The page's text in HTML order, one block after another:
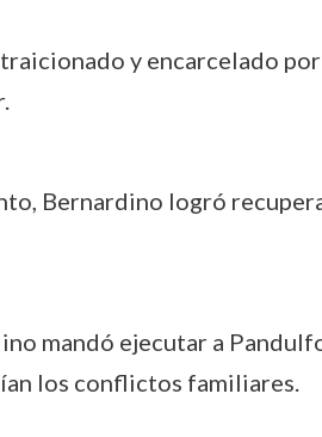
y encarcelado
Bernardino logró
mandó ejecutar a
los conflictos familiares.